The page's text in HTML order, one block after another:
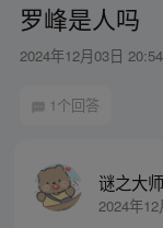
罗峰是人吗
2024年12月03日 20:54
1个回答
谜之大师
2024年